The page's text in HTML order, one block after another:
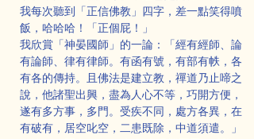
我每次聽到「正信佛教」四字，差一點笑得噴
飯，哈哈哈！「正個屁！」
我欣賞「神晏國師」的一論：「經有經師、論
有論師、律有律師。有函有號，有部有帙，各
有各的傳持。且佛法是建立教，禪道乃止啼之
說，他諸聖出興，盡為人心不等，巧開方便，
遂有多方事，多門。受疾不同，處方各異，在
有破有，居空叱空，二患既除，中道須遣。」